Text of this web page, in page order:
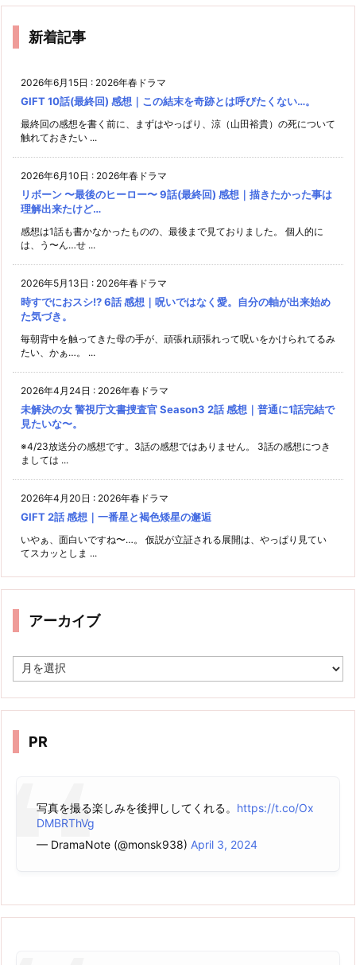
新着記事
2026年6月15日 : 2026年春ドラマ
GIFT 10話(最終回) 感想｜この結末を奇跡とは呼びたくない…。
最終回の感想を書く前に、まずはやっぱり、涼（山田裕貴）の死について
触れておきたい ...
2026年6月10日 : 2026年春ドラマ
リボーン 〜最後のヒーロー〜 9話(最終回) 感想｜描きたかった事は
理解出来たけど…
感想は1話も書かなかったものの、最後まで見ておりました。 個人的に
は、う〜ん…せ ...
2026年5月13日 : 2026年春ドラマ
時すでにおスシ!? 6話 感想｜呪いではなく愛。自分の軸が出来始め
た気づき。
毎朝背中を触ってきた母の手が、頑張れ頑張れって呪いをかけられてるみ
たい、かぁ…。 ...
2026年4月24日 : 2026年春ドラマ
未解決の女 警視庁文書捜査官 Season3 2話 感想｜普通に1話完結で
見たいな〜。
※4/23放送分の感想です。3話の感想ではありません。 3話の感想につき
ましては ...
2026年4月20日 : 2026年春ドラマ
GIFT 2話 感想｜一番星と褐色矮星の邂逅
いやぁ、面白いですね〜…。 仮説が立証される展開は、やっぱり見てい
てスカッとしま ...
アーカイブ
ー
イ
PR
写真を撮る楽しみを後押ししてくれる。 https://t.co/Ox
DMBRThVg
— DramaNote (@monsk938) April 3, 2024